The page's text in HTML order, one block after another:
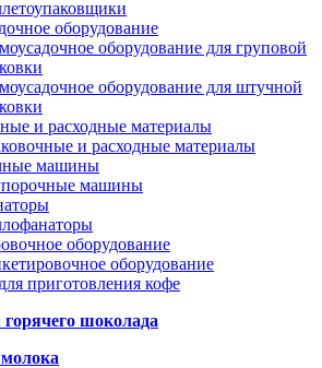
оборудование
оборудование для груповой
оборудование для штучной
и расходные материалы
и расходные материалы
машины
машины
оборудование
оборудование
приготовления кофе
шоколада